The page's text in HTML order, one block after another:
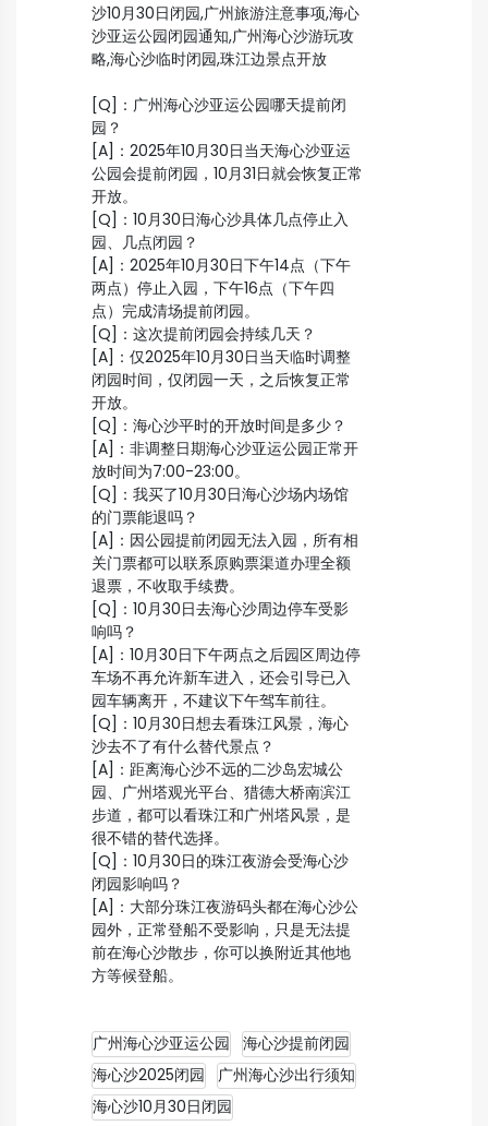
沙10月30日闭园,广州旅游注意事项,海心
沙亚运公园闭园通知,广州海心沙游玩攻
略,海心沙临时闭园,珠江边景点开放
[Q]：广州海心沙亚运公园哪天提前闭
园？
[A]：2025年10月30日当天海心沙亚运
公园会提前闭园，10月31日就会恢复正常
开放。
[Q]：10月30日海心沙具体几点停止入
园、几点闭园？
[A]：2025年10月30日下午14点（下午
两点）停止入园，下午16点（下午四
点）完成清场提前闭园。
[Q]：这次提前闭园会持续几天？
[A]：仅2025年10月30日当天临时调整
闭园时间，仅闭园一天，之后恢复正常
开放。
[Q]：海心沙平时的开放时间是多少？
[A]：非调整日期海心沙亚运公园正常开
放时间为7:00-23:00。
[Q]：我买了10月30日海心沙场内场馆
的门票能退吗？
[A]：因公园提前闭园无法入园，所有相
关门票都可以联系原购票渠道办理全额
退票，不收取手续费。
[Q]：10月30日去海心沙周边停车受影
响吗？
[A]：10月30日下午两点之后园区周边停
车场不再允许新车进入，还会引导已入
园车辆离开，不建议下午驾车前往。
[Q]：10月30日想去看珠江风景，海心
沙去不了有什么替代景点？
[A]：距离海心沙不远的二沙岛宏城公
园、广州塔观光平台、猎德大桥南滨江
步道，都可以看珠江和广州塔风景，是
很不错的替代选择。
[Q]：10月30日的珠江夜游会受海心沙
闭园影响吗？
[A]：大部分珠江夜游码头都在海心沙公
园外，正常登船不受影响，只是无法提
前在海心沙散步，你可以换附近其他地
方等候登船。
广州海心沙亚运公园
海心沙提前闭园
海心沙2025闭园
广州海心沙出行须知
海心沙10月30日闭园